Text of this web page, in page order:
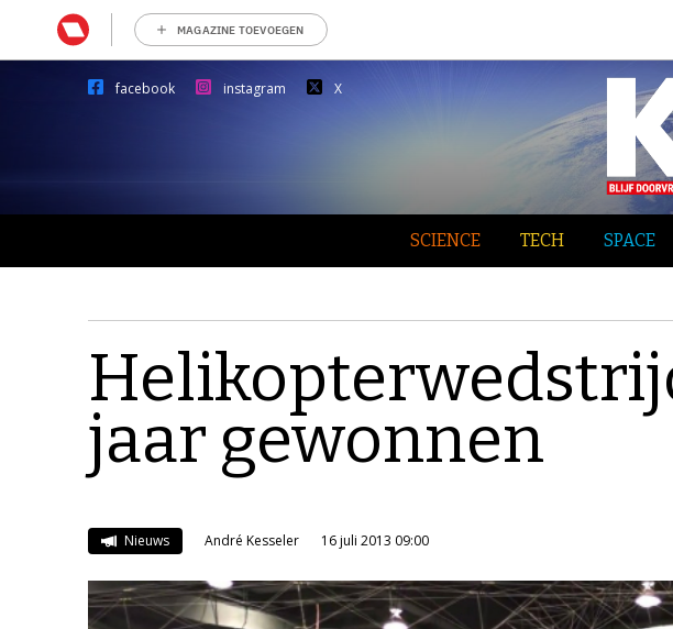
MAGAZINE TOEVOEGEN
facebook instagram X
SCIENCE TECH SPACE
jaar gewonnen
Nieuws André Kesseler 16 juli 2013 09:00